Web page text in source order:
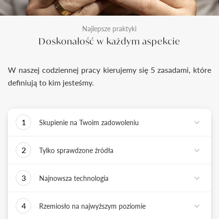
Najlepsze praktyki
Doskonałość w każdym aspekcie
W naszej codziennej pracy kierujemy się 5 zasadami, które
definiują to kim jesteśmy.
1
Skupienie na Twoim zadowoleniu
zadanie - dostarczyć Ci biżuterię i doświadczenie,
2
Tylko sprawdzone źródła
sprawdzonych źródłach pochodzenia i
potwierdzone jest wieloletnią obecnością na rynku.
3
Najnowsza technologia
złotniczego z możliwościami najnowszych
4
Rzemiosło na najwyższym poziomie